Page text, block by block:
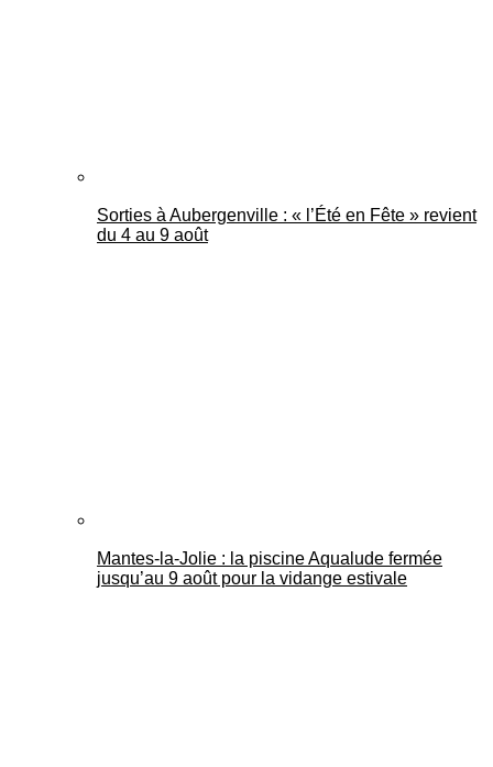
Sorties à Aubergenville : « l’Été en Fête » revient
du 4 au 9 août
Mantes-la-Jolie : la piscine Aqualude fermée
jusqu’au 9 août pour la vidange estivale